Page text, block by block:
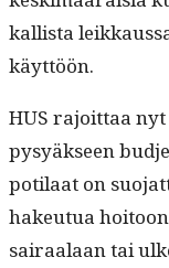
kallista
käyttöön.
HUS rajoit­taa
pysyäk­seen
poti­laat on
hakeu­tua
sairaalaan tai